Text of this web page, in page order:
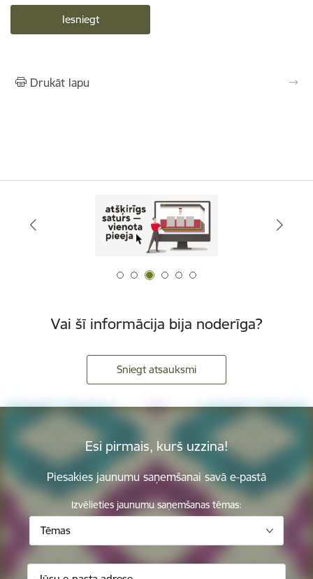
Drukāt lapu
Vai šī informācija bija noderīga?
Sniegt atsauksmi
Esi pirmais, kurš uzzina!
Piesakies jaunumu saņemšanai savā e-pastā
Izvēlieties jaunumu saņemšanas tēmas:
Tēmas